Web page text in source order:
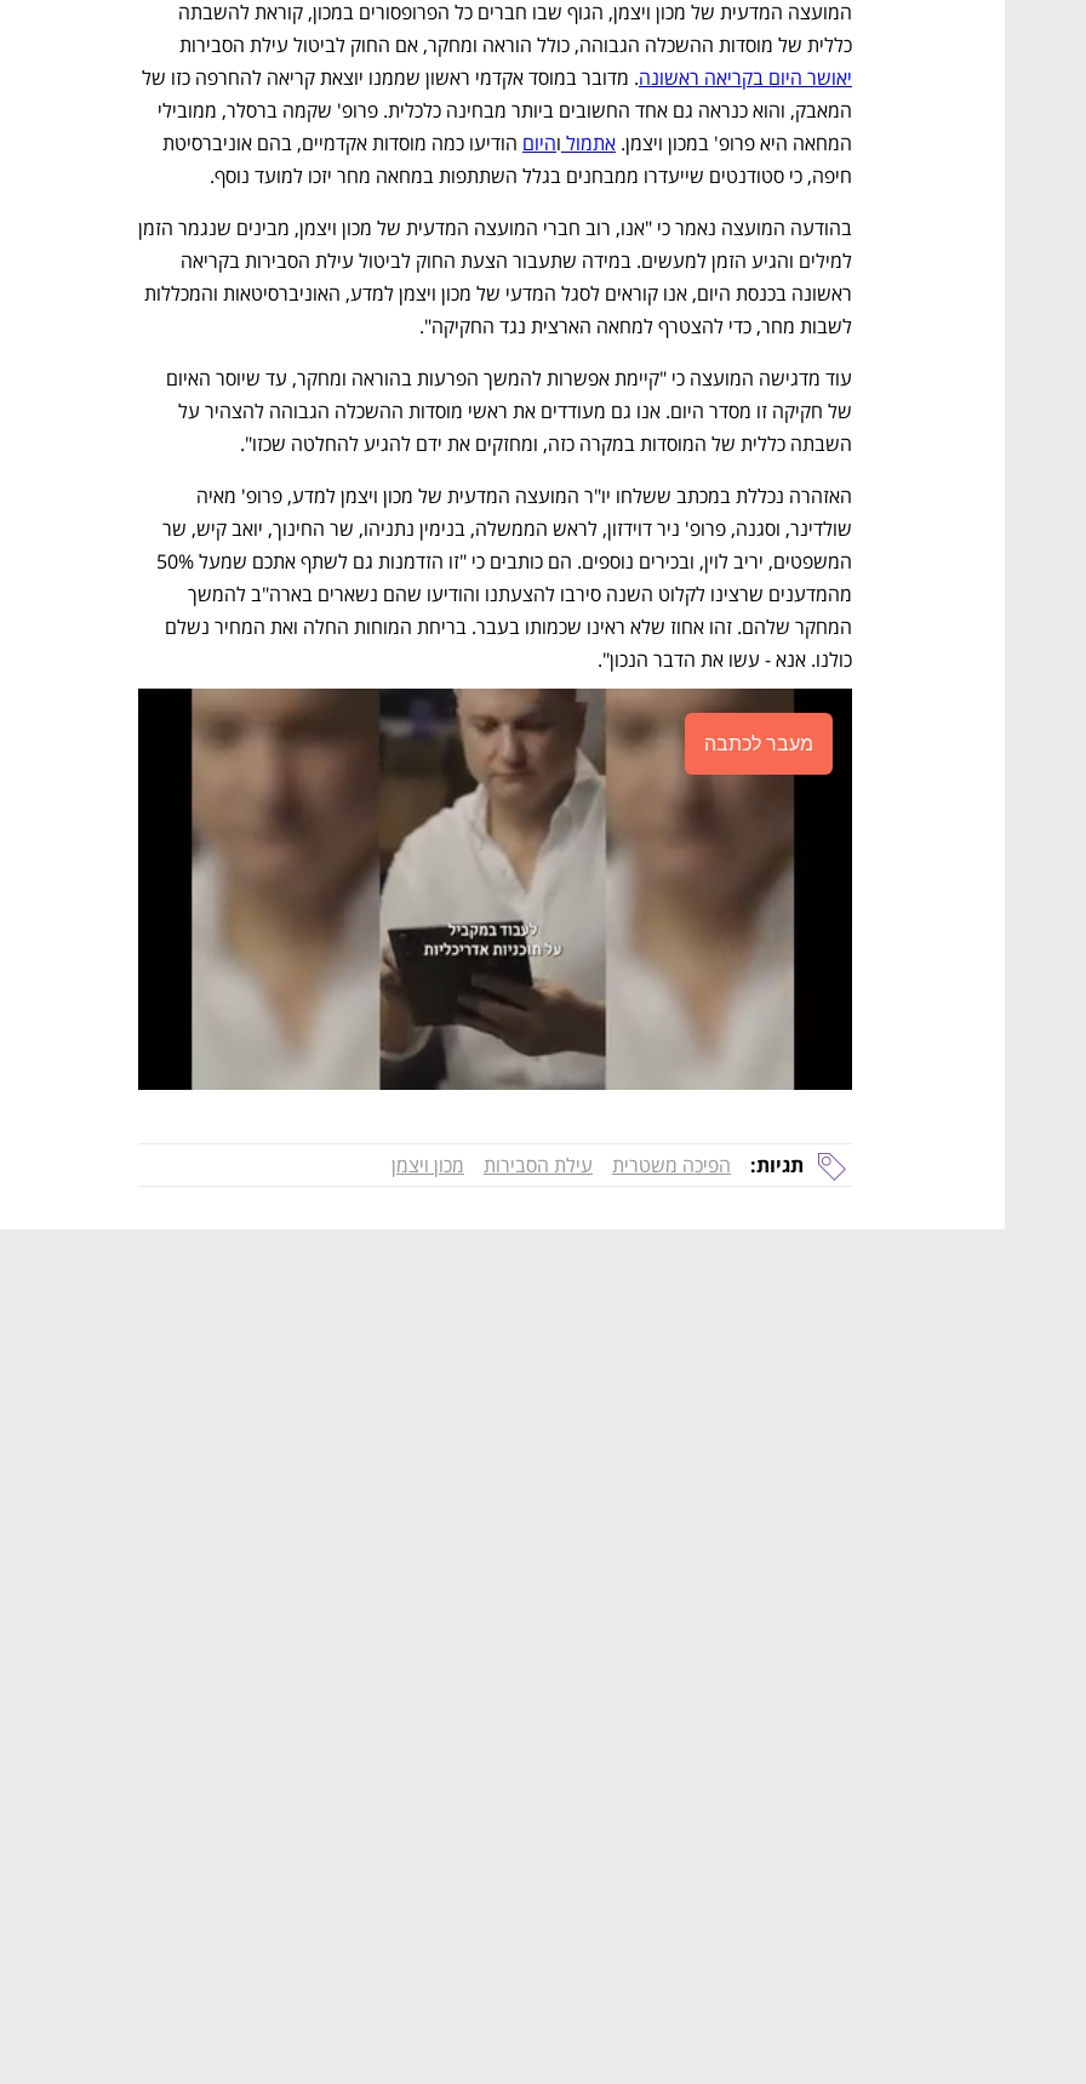
כללית של מוסדות ההשכלה הגבוהה, כולל הוראה ומחקר, אם החוק לביטול עילת הסבירות
יאושר היום בקריאה ראשונה
המחאה היא פרופ' במכון ויצמן. אתמול והיום
חיפה, כי סטודנטים שייעדרו ממבחנים בגלל השתתפות במחאה מחר יזכו למועד נוסף.
לשבות מחר, כדי להצטרף למחאה הארצית נגד החקיקה".
השבתה כללית של המוסדות במקרה כזה, ומחזקים את ידם להגיע להחלטה שכזו".
כולנו. אנא - עשו את הדבר הנכון".
מעבר לכתבה
תגיות: הפיכה משטרית עילת הסבירות מכון ויצמן